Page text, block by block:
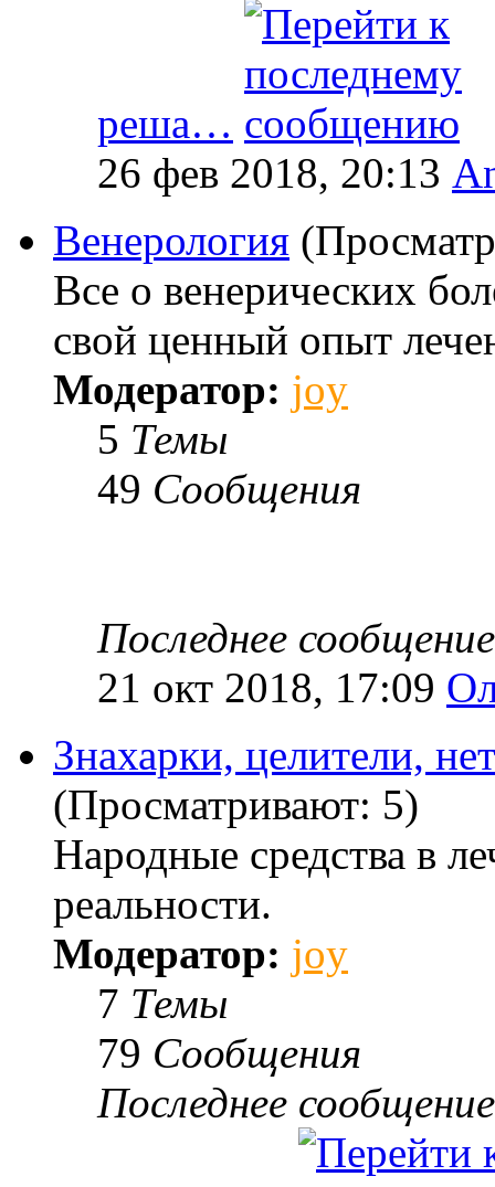
реша…
26 фев 2018, 20:13
Венерология
Все о венерических
свой ценный опыт
Модератор: joy
5 Темы
49 Сообщения
Последнее сообщение
21 окт 2018, 17:09
Знахарки, целители,
(Просматривают: 5)
Народные средства в
реальности.
Модератор: joy
7 Темы
79 Сообщения
Последнее сообщение